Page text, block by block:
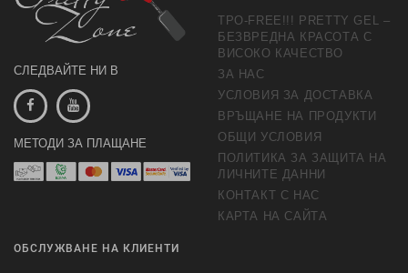
СЛЕДВАЙТЕ НИ В
МЕТОДИ ЗА ПЛАЩАНЕ
TPO-FREE!!! PRETTY GEL –
БЕЗВРЕДНА КРАСОТА С
ВИСОКО КАЧЕСТВО
ЗА НАС
УСЛОВИЯ ЗА ДОСТАВКА
ВРЪЩАНЕ НА ПРОДУКТИ
ОБЩИ УСЛОВИЯ
ПОЛИТИКА ЗА ЗАЩИТА НА
ЛИЧНИТЕ ДАННИ
КОНТАКТ С НАС
КАРТА НА САЙТА
ОБСЛУЖВАНЕ НА КЛИЕНТИ